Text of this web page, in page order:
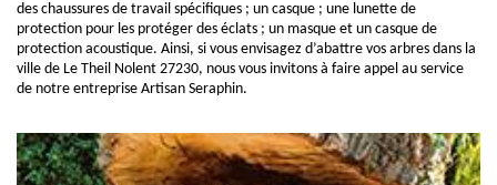
des chaussures de travail spécifiques ; un casque ; une lunette de
protection pour les protéger des éclats ; un masque et un casque de
protection acoustique. Ainsi, si vous envisagez d’abattre vos arbres dans la
ville de Le Theil Nolent 27230, nous vous invitons à faire appel au service
de notre entreprise Artisan Seraphin.